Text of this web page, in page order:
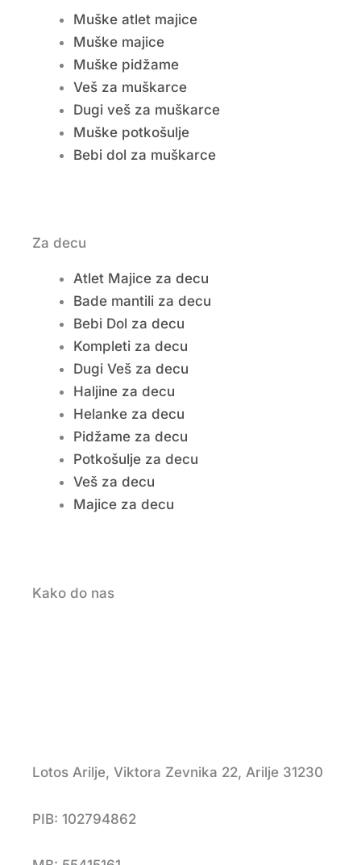
Muške atlet majice
Muške majice
Muške pidžame
Veš za muškarce
Dugi veš za muškarce
Muške potkošulje
Bebi dol za muškarce
Za decu
Atlet Majice za decu
Bade mantili za decu
Bebi Dol za decu
Kompleti za decu
Dugi Veš za decu
Haljine za decu
Helanke za decu
Pidžame za decu
Potkošulje za decu
Veš za decu
Majice za decu
Kako do nas
Lotos Arilje, Viktora Zevnika 22, Arilje 31230
PIB: 102794862